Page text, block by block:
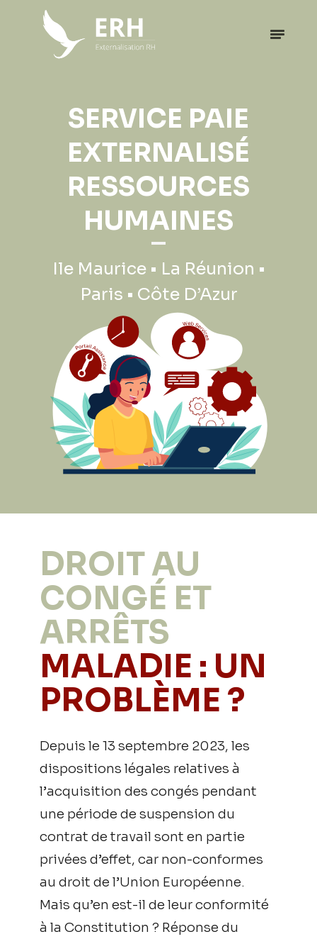
SERVICE PAIE
EXTERNALISÉ
RESSOURCES
HUMAINES
Ile Maurice • La Réunion •
Paris • Côte D’Azur
EXPATRIATION
PROFESSIONNELLE
Ile Maurice • La Réunion •
Paris • Côte D’Azur
DROIT AU
CONGÉ ET
ARRÊTS
MALADIE : UN
PROBLÈME ?
Depuis le 13 septembre 2023, les
dispositions légales relatives à
l’acquisition des congés pendant
une période de suspension du
contrat de travail sont en partie
privées d’effet, car non-conformes
au droit de l’Union Européenne.
Mais qu’en est-il de leur conformité
à la Constitution ? Réponse du